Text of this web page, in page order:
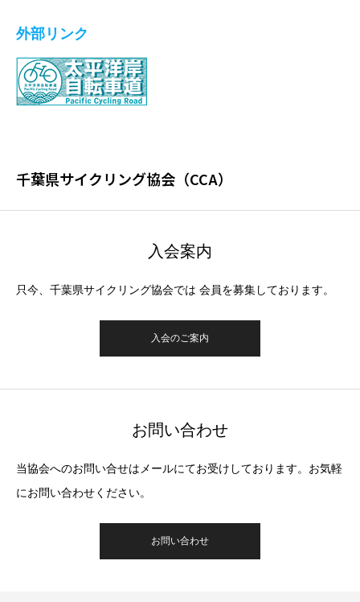
外部リンク
千葉県サイクリング協会（CCA）
入会案内
只今、千葉県サイクリング協会では 会員を募集しております。
入会のご案内
お問い合わせ
当協会へのお問い合せはメールにてお受けしております。お気軽
にお問い合わせください。
お問い合わせ